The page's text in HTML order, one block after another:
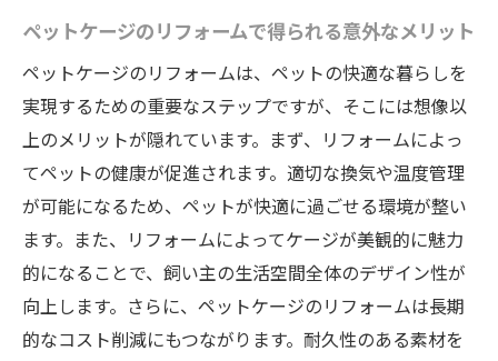
ペットケージのリフォームで得られる意外なメリット
ペットケージのリフォームは、ペットの快適な暮らしを
実現するための重要なステップですが、そこには想像以
上のメリットが隠れています。まず、リフォームによっ
てペットの健康が促進されます。適切な換気や温度管理
が可能になるため、ペットが快適に過ごせる環境が整い
ます。また、リフォームによってケージが美観的に魅力
的になることで、飼い主の生活空間全体のデザイン性が
向上します。さらに、ペットケージのリフォームは長期
的なコスト削減にもつながります。耐久性のある素材を